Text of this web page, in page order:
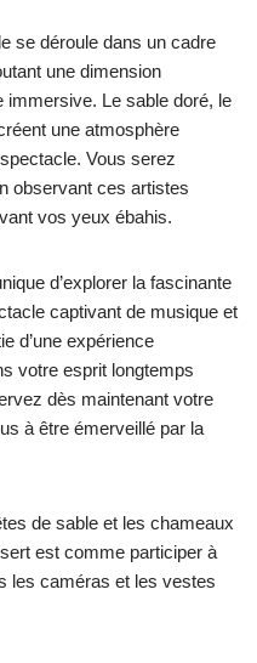
se déroule dans un cadre
une dimension
immersive. Le sable doré, le
une atmosphère
Vous serez
observant ces artistes
vos yeux ébahis.
d’explorer la fascinante
captivant de musique et
d’une expérience
votre esprit longtemps
dès maintenant votre
à être émerveillé par la
de sable et les chameaux
est comme participer à
les caméras et les vestes